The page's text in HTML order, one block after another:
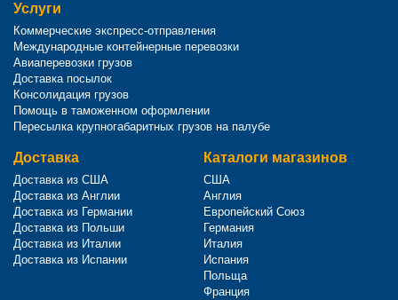
Услуги
Коммерческие экспресс-отправления
Международные контейнерные перевозки
Авиаперевозки грузов
Доставка посылок
Консолидация грузов
Помощь в таможенном оформлении
Пересылка крупногабаритных грузов на палубе
Доставка
Доставка из США
Доставка из Англии
Доставка из Германии
Доставка из Польши
Доставка из Италии
Доставка из Испании
Каталоги магазинов
США
Англия
Европейский Союз
Германия
Италия
Испания
Польща
Франция